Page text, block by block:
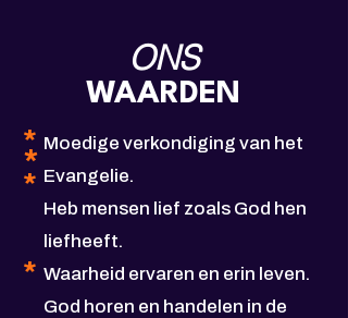
ONS
WAARDEN
*
*
*
*
Moedige verkondiging van het
Evangelie.
Heb mensen lief zoals God hen
liefheeft.
Waarheid ervaren en erin leven.
God horen en handelen in de